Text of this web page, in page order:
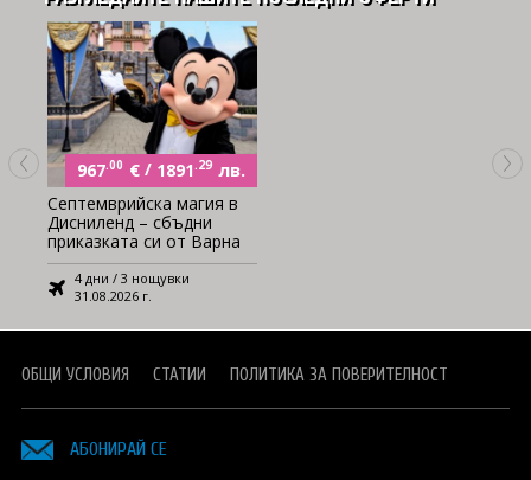
967.00 €/ 1891.29 лв.
Септемврийска магия в
Дисниленд – сбъдни
приказката си от Варна
4 дни / 3 нощувки
31.08.2026 г.
ОБЩИ УСЛОВИЯ СТАТИИ ПОЛИТИКА ЗА ПОВЕРИТЕЛНОСТ
АБОНИРАЙ СЕ